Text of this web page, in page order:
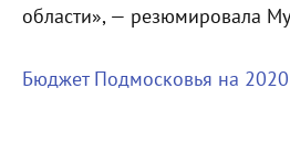
области», — резюмировала
Бюджет Подмосковья на